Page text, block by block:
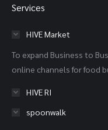
opens
window
opens
windowwindow
Services
HIVE Market
To expand Business to
online channels for food
HIVE RI
spoonwalk